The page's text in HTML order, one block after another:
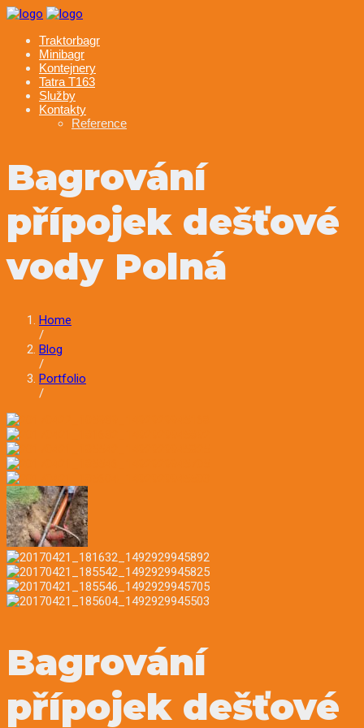
Skip
contentTraktorbagr
Minibagr
Kontejnery
Tatra T163
Služby
Kontakty
Reference
Bagrování
přípojek dešťové
vody Polná
Home
/
Blog
/
Portfolio
/
Bagrování
přípojek dešťové